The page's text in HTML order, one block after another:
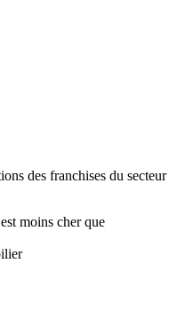
des franchises du secteur
moins cher que